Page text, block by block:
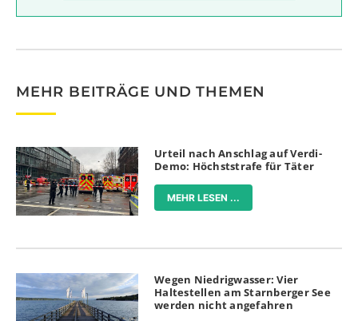
MEHR BEITRÄGE UND THEMEN
Urteil nach Anschlag auf Verdi-
Demo: Höchststrafe für Täter
MEHR LESEN ...
Wegen Niedrigwasser: Vier
Haltestellen am Starnberger See
werden nicht angefahren